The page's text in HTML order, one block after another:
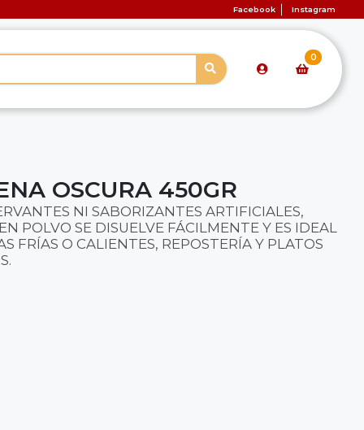
Facebook Instagram
0
OSCURA 450GR
NI SABORIZANTES ARTIFICIALES,
POLVO SE DISUELVE FÁCILMENTE Y ES IDEAL
FRÍAS O CALIENTES, REPOSTERÍA Y PLATOS